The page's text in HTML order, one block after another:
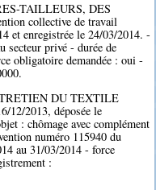
TAILLEURS, DES
collective de travail
et enregistrée le 24/03/2014. -
secteur privé - durée de
obligatoire demandée : oui -
DU TEXTILE
12/2013, déposée le
: chômage avec complément
numéro 115940 du
au 31/03/2014 - force
: